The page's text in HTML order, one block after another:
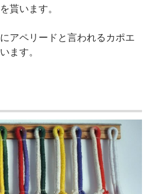
貰います。
アペリードと言われるカポエ
ます。